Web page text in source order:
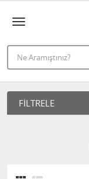
FILTRELE